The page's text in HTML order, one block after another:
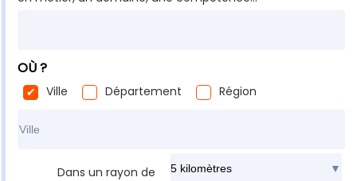
OÙ ?
Ville Département
Région
Dans un rayon de